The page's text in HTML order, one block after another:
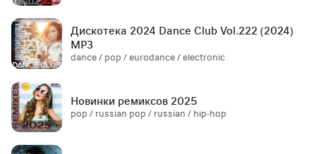
Дискотека 2024 Dance Club Vol.222 (2024)
MP3
dance / pop / eurodance / electronic
Новинки ремиксов 2025
pop / russian pop / russian / hip-hop